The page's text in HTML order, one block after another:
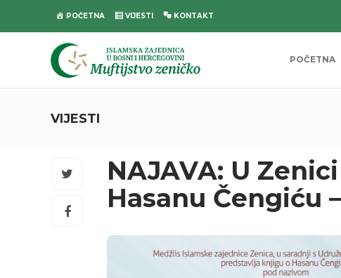
POČETNA VIJESTI KONTAKT
POČETNA
VIJESTI
NAJAVA: U
Hasanu Čengiću